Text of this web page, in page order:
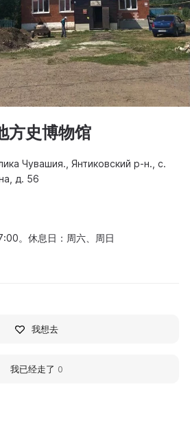
方史博物馆
Чувашия., Янтиковский р-н., с.
д. 56
。休息日：周六、周日
我想去
我已经走了 0